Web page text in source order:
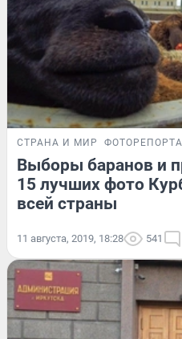
СТРАНА И МИР
Выборы баранов и
15 лучших фото
всей страны
11 августа, 2019, 18:28 541